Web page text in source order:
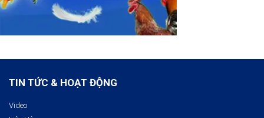
TIN TỨC & HOẠT ĐỘNG
Video